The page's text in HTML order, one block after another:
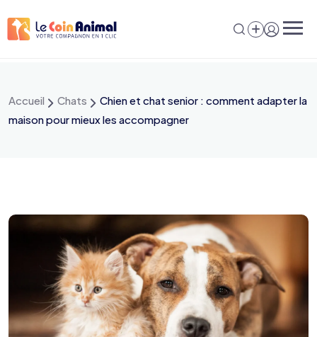
au
Accueil Chats
Chien et chat senior : comment adapter la
maison pour mieux les accompagner